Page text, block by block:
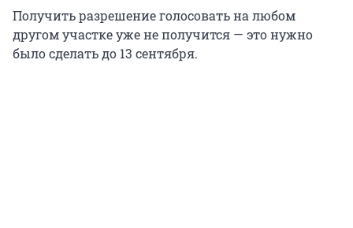
Получить разрешение голосовать на любом
другом участке уже не получится — это нужно
было сделать до 13 сентября.